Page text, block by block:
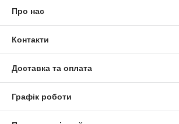
Про нас
Контакти
Доставка та оплата
Графік роботи